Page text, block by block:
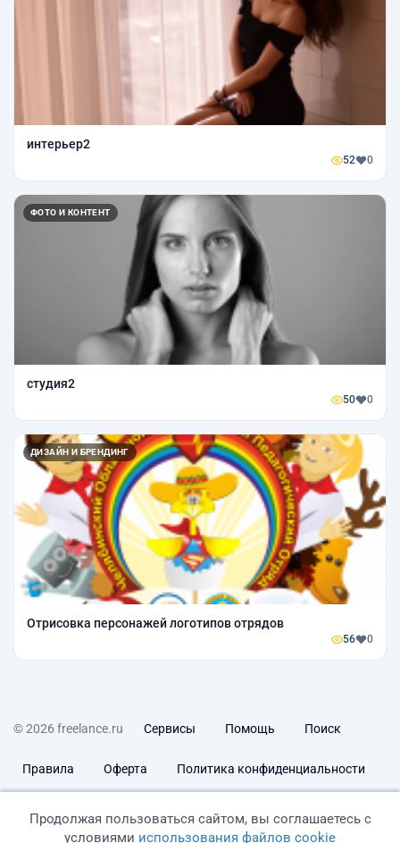
интерьер2
52 0
ФОТО И КОНТЕНТ
студия2
50 0
ДИЗАЙН И БРЕНДИНГ
Отрисовка персонажей логотипов отрядов
56 0
© 2026 freelance.ru Сервисы Помощь Поиск
Правила Оферта Политика конфиденциальности
Продолжая пользоваться сайтом, вы соглашаетесь с
условиями использования файлов cookie